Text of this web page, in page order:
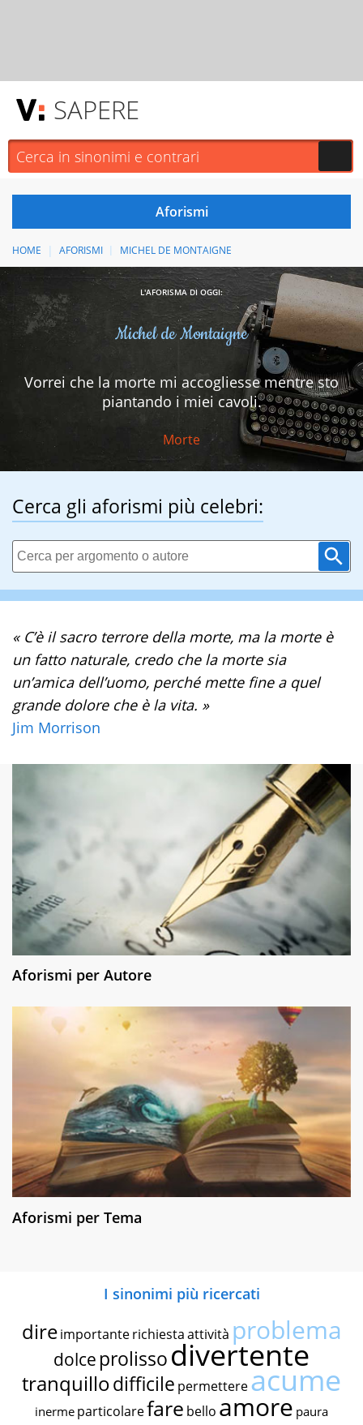
SAPERE
HOME AFORISMI MICHEL DE MONTAIGNE
L'AFORISMA DI OGGI:
Michel de Montaigne
Vorrei che la morte mi accogliesse mentre sto
piantando i miei cavoli.
Morte
Cerca gli aforismi più celebri:
« C’è il sacro terrore della morte, ma la morte è
un fatto naturale, credo che la morte sia
un’amica dell’uomo, perché mette fine a quel
grande dolore che è la vita. »
Jim Morrison
Aforismi per Autore
Aforismi per Tema
I sinonimi più ricercati
dire importante richiestaattività problema
dolce prolissodivertente
tranquillodifficile permettereacume
inerme particolarefare bello amore paura